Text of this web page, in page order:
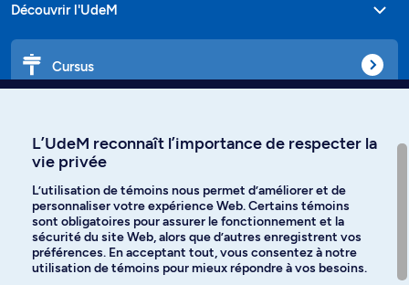
Découvrir l'UdeM
Cursus
Langues
Facebook Instagram
L’UdeM reconnaît l’importance de respecter la
vie privée
L’utilisation de témoins nous permet d’améliorer et de
personnaliser votre expérience Web. Certains témoins
sont obligatoires pour assurer le fonctionnement et la
sécurité du site Web, alors que d’autres enregistrent vos
préférences. En acceptant tout, vous consentez à notre
utilisation de témoins pour mieux répondre à vos besoins.